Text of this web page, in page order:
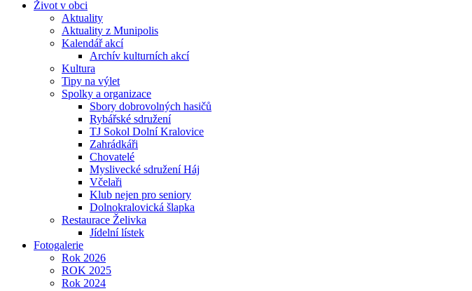
Život v obci
Aktuality
Aktuality z Munipolis
Kalendář akcí
Archív kulturních akcí
Kultura
Tipy na výlet
Spolky a organizace
Sbory dobrovolných hasičů
Rybářské sdružení
TJ Sokol Dolní Kralovice
Zahrádkáři
Chovatelé
Myslivecké sdružení Háj
Včelaři
Klub nejen pro seniory
Dolnokralovická šlapka
Restaurace Želivka
Jídelní lístek
Fotogalerie
Rok 2026
ROK 2025
Rok 2024